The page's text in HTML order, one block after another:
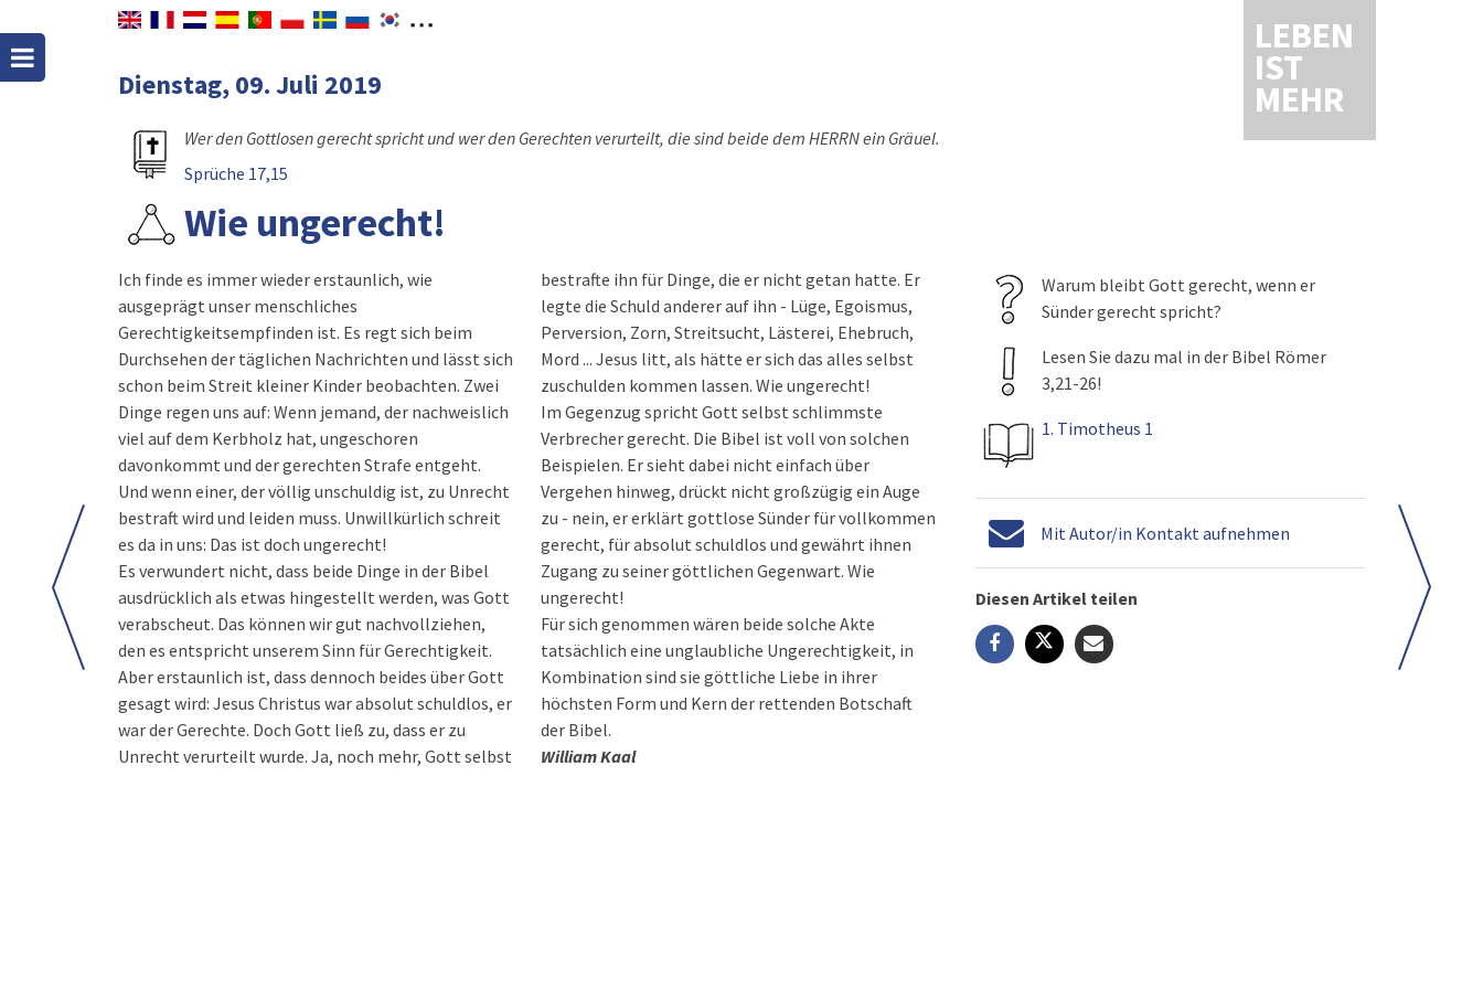
LEBEN
IST
MEHR
Dienstag, 09. Juli 2019
Wer den Gottlosen gerecht spricht und wer den Gerechten verurteilt, die sind beide dem HERRN ein Gräuel.
Sprüche 17,15
Wie ungerecht!
Ich finde es immer wieder erstaunlich, wie
ausgeprägt unser menschliches
Gerechtigkeitsempfinden ist. Es regt sich beim
Durchsehen der täglichen Nachrichten und lässt sich
schon beim Streit kleiner Kinder beobachten. Zwei
Dinge regen uns auf: Wenn jemand, der nachweislich
viel auf dem Kerbholz hat, ungeschoren
davonkommt und der gerechten Strafe entgeht.
Und wenn einer, der völlig unschuldig ist, zu Unrecht
bestraft wird und leiden muss. Unwillkürlich schreit
es da in uns: Das ist doch ungerecht!
Es verwundert nicht, dass beide Dinge in der Bibel
ausdrücklich als etwas hingestellt werden, was Gott
verabscheut. Das können wir gut nachvollziehen,
den es entspricht unserem Sinn für Gerechtigkeit.
Aber erstaunlich ist, dass dennoch beides über Gott
gesagt wird: Jesus Christus war absolut schuldlos, er
war der Gerechte. Doch Gott ließ zu, dass er zu
Unrecht verurteilt wurde. Ja, noch mehr, Gott selbst
bestrafte ihn für Dinge, die er nicht getan hatte. Er
legte die Schuld anderer auf ihn - Lüge, Egoismus,
Perversion, Zorn, Streitsucht, Lästerei, Ehebruch,
Mord ... Jesus litt, als hätte er sich das alles selbst
zuschulden kommen lassen. Wie ungerecht!
Im Gegenzug spricht Gott selbst schlimmste
Verbrecher gerecht. Die Bibel ist voll von solchen
Beispielen. Er sieht dabei nicht einfach über
Vergehen hinweg, drückt nicht großzügig ein Auge
zu - nein, er erklärt gottlose Sünder für vollkommen
gerecht, für absolut schuldlos und gewährt ihnen
Zugang zu seiner göttlichen Gegenwart. Wie
ungerecht!
Für sich genommen wären beide solche Akte
tatsächlich eine unglaubliche Ungerechtigkeit, in
Kombination sind sie göttliche Liebe in ihrer
höchsten Form und Kern der rettenden Botschaft
der Bibel.
William Kaal
Warum bleibt Gott gerecht, wenn er
Sünder gerecht spricht?
Lesen Sie dazu mal in der Bibel Römer
3,21-26!
1. Timotheus 1
Mit Autor/in Kontakt aufnehmen
Diesen Artikel teilen